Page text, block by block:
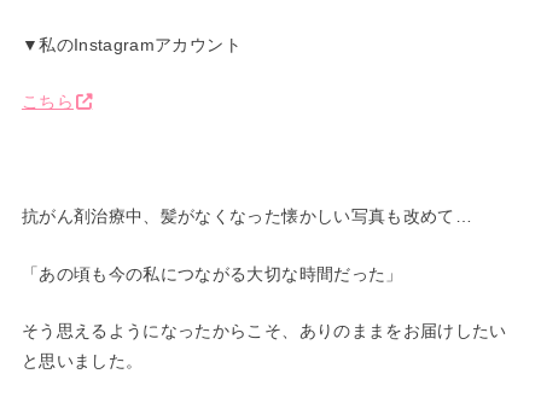
▼私のInstagramアカウント
こちら
抗がん剤治療中、髪がなくなった懐かしい写真も改めて…
「あの頃も今の私につながる大切な時間だった」
そう思えるようになったからこそ、ありのままをお届けしたい
と思いました。